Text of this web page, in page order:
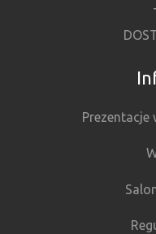
Prezentacje